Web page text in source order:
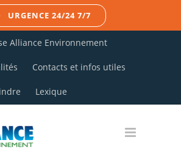
Alliance Environnement
Contacts et infos utiles
Lexique
URGENCE 24/24 7/7